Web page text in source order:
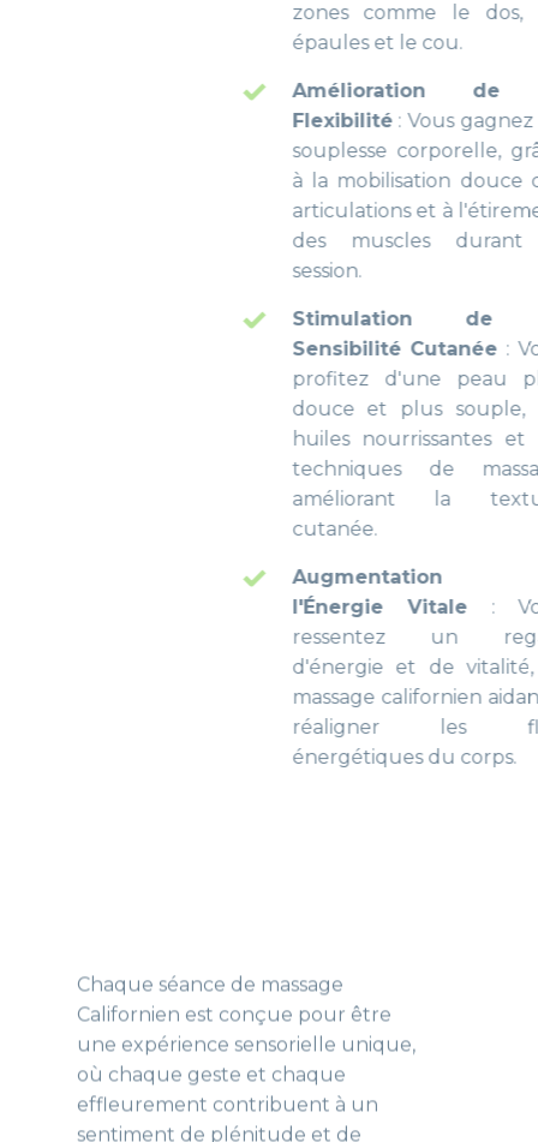
zones comme le dos, les
épaules et le cou.
Amélioration de la
: Vous gagnez en
souplesse corporelle, grâce
à la mobilisation douce des
articulations et à l'étirement
des muscles durant la
Stimulation de la
Sensibilité Cutanée: Vous
profitez d'une peau plus
douce et plus souple, les
huiles nourrissantes et les
techniques de massage
améliorant la texture
Augmentation de
l'Énergie Vitale: Vous
ressentez un regain
d'énergie et de vitalité, le
massage californien aidant à
réaligner les flux
énergétiques du corps.
sentiment de plénitude et de
tranquillité.
Cette méthode est idéale pour
ceux qui recherchent un moment